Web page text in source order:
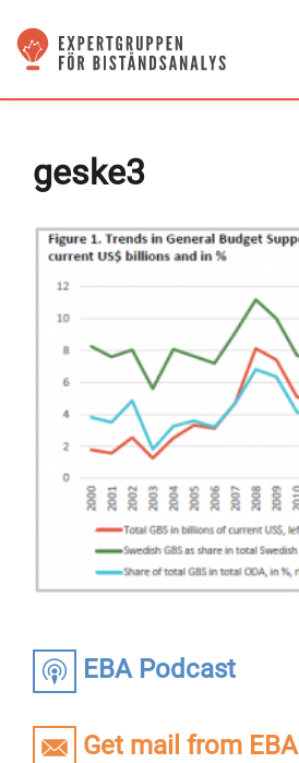
EBA Podcast
Get mail from EBA
geske3